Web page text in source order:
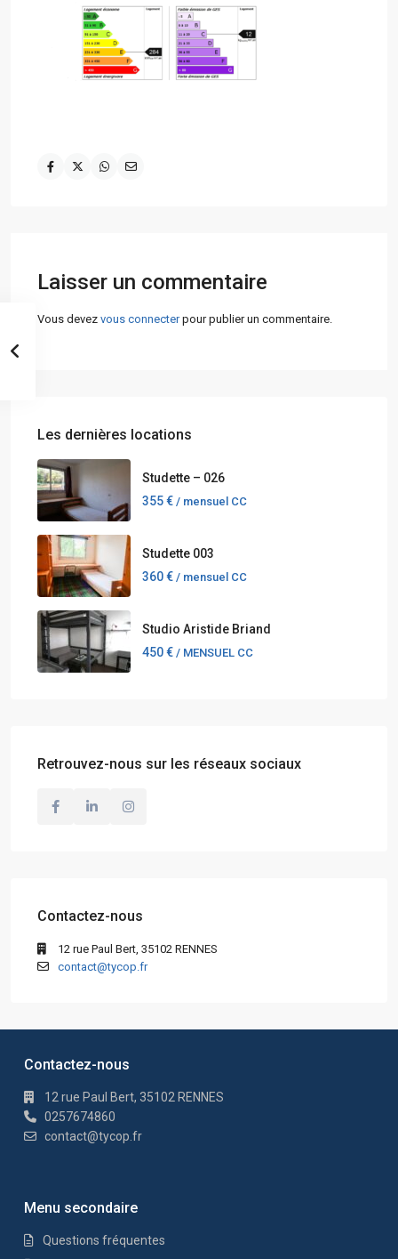
Laisser un commentaire
Vous devez vous connecterpour publier un commentaire.
Les dernières locations
Studette – 026
355 € / mensuel CC
Studette 003
360 € / mensuel CC
Studio Aristide Briand
450 € / MENSUEL CC
Retrouvez-nous sur les réseaux sociaux
Contactez-nous
12 rue Paul Bert, 35102 RENNES
contact@tycop.fr
Contactez-nous
12 rue Paul Bert, 35102 RENNES
0257674860
contact@tycop.fr
Menu secondaire
Questions fréquentes